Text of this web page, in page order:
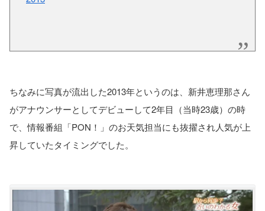
ちなみに写真が流出した2013年というのは、新井恵理那さん
がアナウンサーとしてデビューして2年目（当時23歳）の時
で、情報番組「PON！」のお天気担当にも抜擢され人気が上
昇していたタイミングでした。